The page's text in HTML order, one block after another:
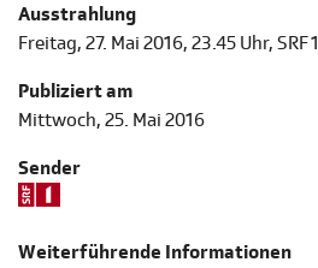
Ausstrahlung
Freitag, 27. Mai 2016, 23.45 Uhr, SRF 1
Publiziert am
Mittwoch, 25. Mai 2016
Sender
Weiterführende Informationen